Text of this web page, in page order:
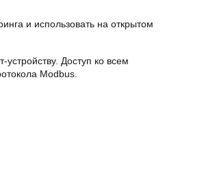
и использовать на открытом
Доступ ко всем
Modbus.